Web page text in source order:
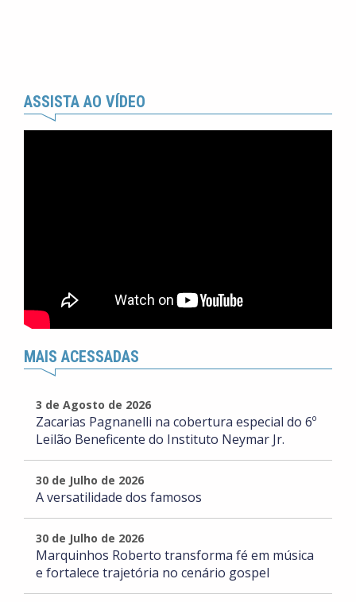
ASSISTA AO VÍDEO
MAIS ACESSADAS
3 de Agosto de 2026
Zacarias Pagnanelli na cobertura especial do 6º
Leilão Beneficente do Instituto Neymar Jr.
30 de Julho de 2026
A versatilidade dos famosos
30 de Julho de 2026
Marquinhos Roberto transforma fé em música
e fortalece trajetória no cenário gospel